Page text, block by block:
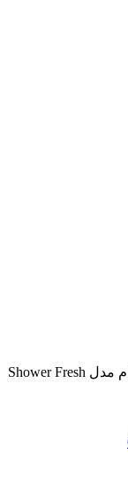
استیک ضد تعریق زنانه میچام مدل Shower Fresh